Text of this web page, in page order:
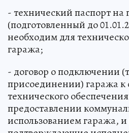
- технический паспорт на
(подготовленный до
необходим для
гаража;
- договор о подключении
присоединении) гаража
технического
предоставлении
использованием гаража,